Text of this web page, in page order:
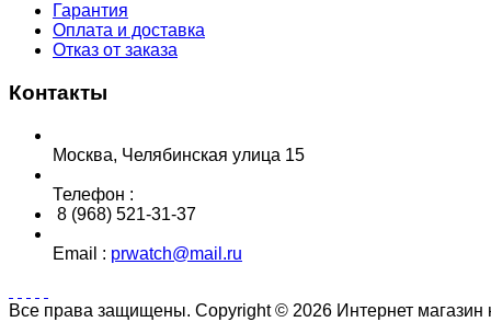
Гарантия
Оплата и доставка
Отказ от заказа
Контакты
Москва, Челябинская улица 15
Телефон :
8 (968) 521-31-37
Email : prwatch@mail.ru
Все права защищены. Copyright © 2026 Интернет магазин